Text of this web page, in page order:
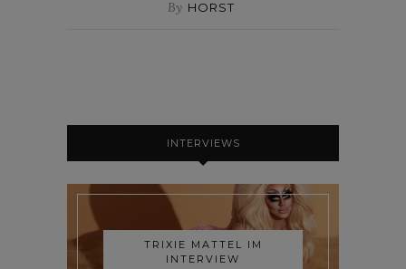
By HORST
INTERVIEWS
TRIXIE MATTEL IM
INTERVIEW